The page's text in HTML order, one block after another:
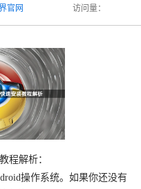
官网 访问量：
程解析：
操作系统。如果你还没有